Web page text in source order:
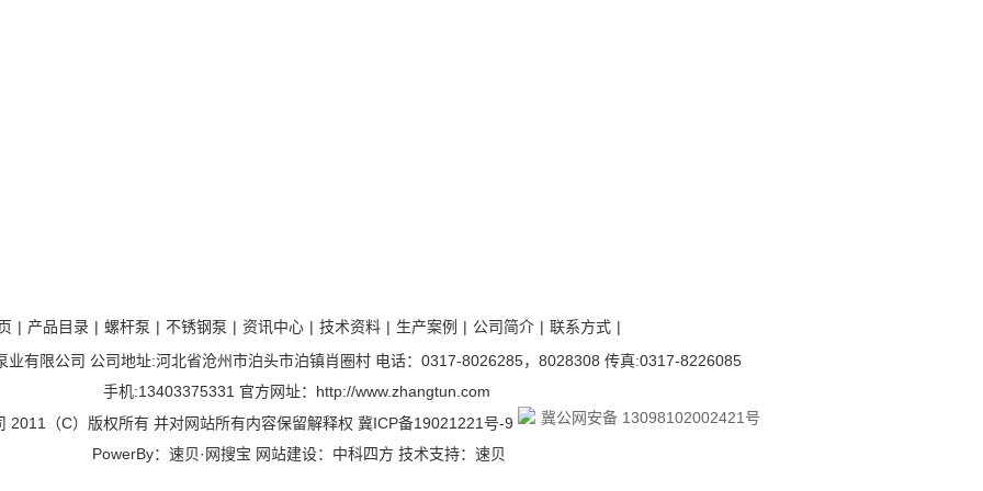
| 产品目录 | 螺杆泵 | 不锈钢泵 | 资讯中心 | 技术资料 | 生产案例 | 公司简介 | 联系方式 |
业有限公司 公司地址:河北省沧州市泊头市泊镇肖圈村 电话：0317-8026285，8028308 传真:0317-8226085
手机:13403375331 官方网址： http://www.zhangtun.com
2011（C）版权所有 并对网站所有内容保留解释权 冀ICP备19021221号-9 冀公网安备 13098102002421号
PowerBy：速贝·网搜宝 网站建设：中科四方 技术支持：速贝